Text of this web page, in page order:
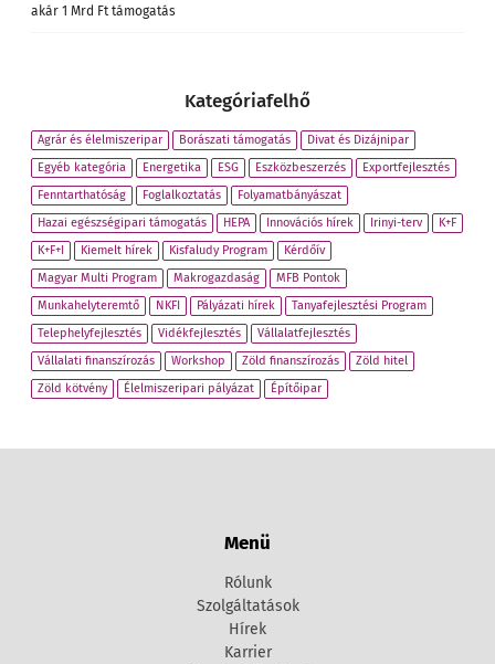
akár 1 Mrd Ft támogatás
Kategóriafelhő
Agrár és élelmiszeripar Borászati támogatás
Divat és Dizájnipar
Egyéb kategória
Energetika ESG Eszközbeszerzés
Exportfejlesztés
Fenntarthatóság
Foglalkoztatás
Folyamatbányászat
Hazai egészségipari támogatás
HEPA Innovációs hírek Irinyi-terv
K+F
K+F+I
Kiemelt hírek Kisfaludy Program
Kérdőív
Magyar Multi Program
Makrogazdaság
MFB Pontok
Munkahelyteremtő
NKFI Pályázati hírek
Tanyafejlesztési Program
Telephelyfejlesztés
Vidékfejlesztés
Vállalatfejlesztés
Vállalati finanszírozás
Workshop Zöld finanszírozás
Zöld hitel
Zöld kötvény
Élelmiszeripari pályázat Építőipar
Menü
Rólunk
Szolgáltatások
Hírek
Karrier